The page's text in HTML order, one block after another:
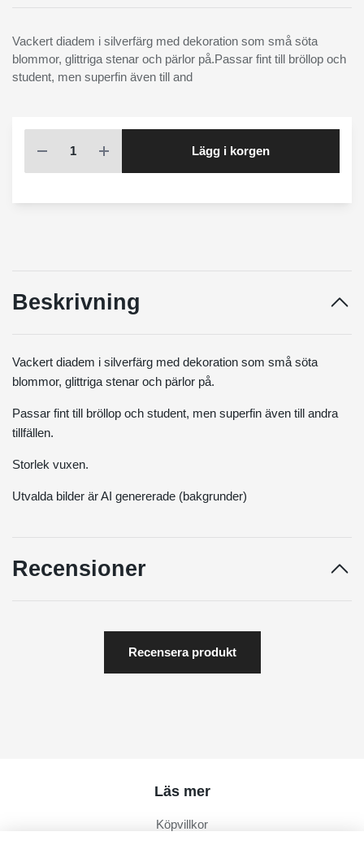
Vackert diadem i silverfärg med dekoration som små söta
blommor, glittriga stenar och pärlor på.Passar fint till bröllop och
student, men superfin även till and
Lägg i korgen
Beskrivning
Vackert diadem i silverfärg med dekoration som små söta
blommor, glittriga stenar och pärlor på.
Passar fint till bröllop och student, men superfin även till andra
tillfällen.
Storlek vuxen.
Utvalda bilder är AI genererade (bakgrunder)
Recensioner
Recensera produkt
Läs mer
Köpvillkor